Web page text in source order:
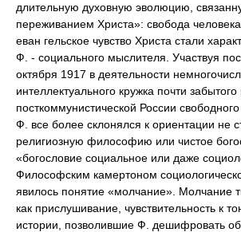
длительную духовную эволюцию,
переживанием Христа»: свобода
еван гельское чувство Христа стали
Ф. - социального мыслителя. Участвуя
октября 1917 в деятельности
интеллектуального кружка почти
посткоммунистической России
Ф. все более склонялся к ориентации не
религиозную философию или чистое
«богословие социальное или даже
Философским камертоном
явилось понятие «молчание». Молчание
как прислушивание, чувствительность к
истории, позволившие Ф. дешифровать